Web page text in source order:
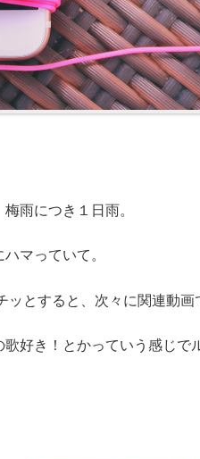
雨につき１日雨。
マっていて。
ッとすると、次々に関連動画
好き！とかっていう感じで